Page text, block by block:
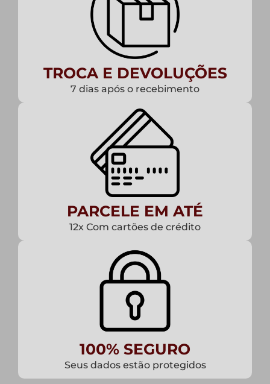
TROCA E DEVOLUÇÕES
7 dias após o recebimento
PARCELE EM ATÉ
12x Com cartões de crédito
100% SEGURO
Seus dados estão protegidos